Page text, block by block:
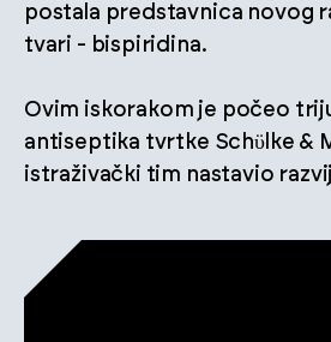
postala predstavnica novog
tvari - bispiridina.
Ovim iskorakom je počeo
antiseptika tvrtke Schϋlke &
istraživački tim nastavio